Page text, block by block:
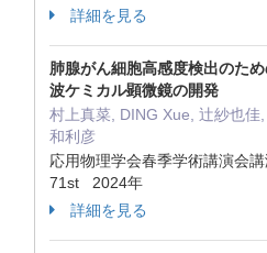
詳細を見る
肺腺がん細胞高感度検出のた
波ケミカル顕微鏡の開発
村上真菜, DING Xue, 辻紗也佳
和利彦
応用物理学会春季学術講演会
71st 2024年
詳細を見る